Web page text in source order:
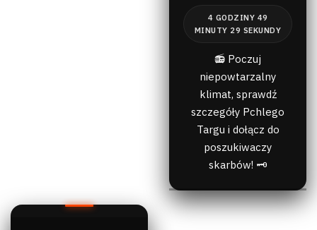
📻 Poczuj
niepowtarzalny
klimat, sprawdź
szczegóły Pchlego
Targu i dołącz do
poszukiwaczy
skarbów! 🗝️